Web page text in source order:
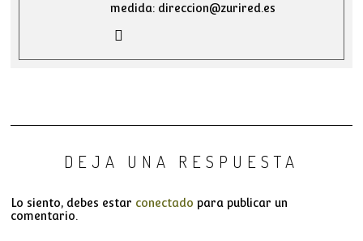
medida: direccion@zurired.es
DEJA UNA RESPUESTA
Lo siento, debes estar conectado para publicar un
comentario.